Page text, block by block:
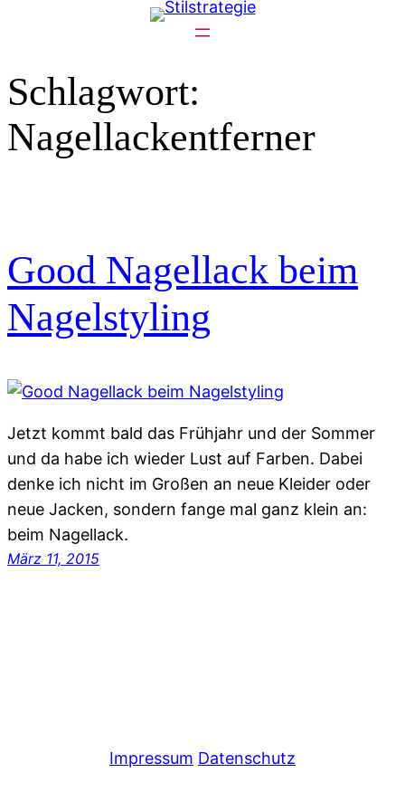
Schlagwort:
Nagellackentferner
Good Nagellack beim
Nagelstyling
Jetzt kommt bald das Frühjahr und der Sommer
und da habe ich wieder Lust auf Farben. Dabei
denke ich nicht im Großen an neue Kleider oder
neue Jacken, sondern fange mal ganz klein an:
beim Nagellack.
März 11, 2015
Impressum Datenschutz